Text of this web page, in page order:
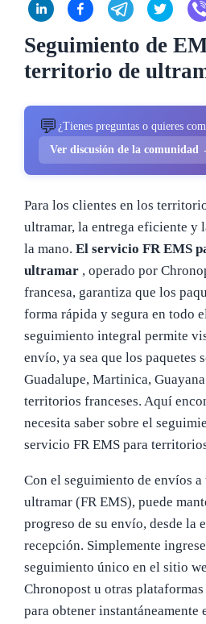
Seguimiento de
territorio de
💬 ¿Tienes preguntas o quieres
Ver discusión de la comunidad
Para los clientes en los
ultramar, la entrega eficiente y
la mano. El servicio FR EMS
ultramar, operado por
francesa, garantiza que los
forma rápida y segura en todo
seguimiento integral permite
envío, ya sea que los paquetes
Guadalupe, Martinica,
territorios franceses. Aquí
necesita saber sobre el
servicio FR EMS para
Con el seguimiento de envíos
ultramar (FR EMS), puede
progreso de su envío, desde la
recepción. Simplemente
seguimiento único en el sitio
Chronopost u otras
para obtener instantáneamente